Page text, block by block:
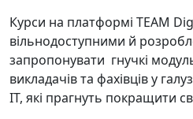
Курси на платформі TEAM
вільнодоступними й
запропонувати гнучкі
викладачів та фахівців у
ІТ, які прагнуть покращити